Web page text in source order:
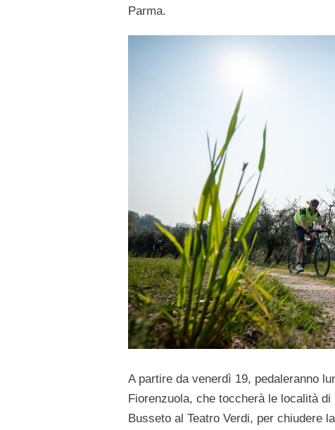
Parma.
A partire da venerdì 19, pedaleranno
Fiorenzuola, che toccherà le località
Busseto al Teatro Verdi, per chiudere